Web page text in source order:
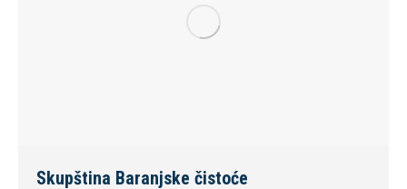
Skupština Baranjske čistoće